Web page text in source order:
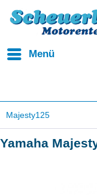
Menü
Majesty125
Yamaha